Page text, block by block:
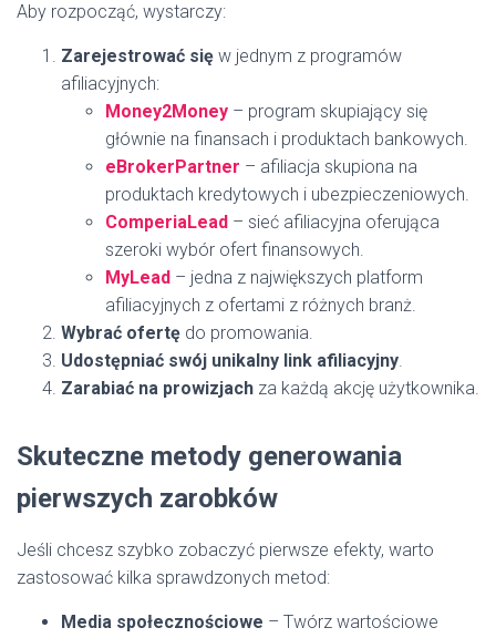
Aby rozpocząć, wystarczy:
Zarejestrować się w jednym z programów
afiliacyjnych:
Money2Money – program skupiający się
głównie na finansach i produktach bankowych.
eBrokerPartner – afiliacja skupiona na
produktach kredytowych i ubezpieczeniowych.
ComperiaLead – sieć afiliacyjna oferująca
szeroki wybór ofert finansowych.
MyLead – jedna z największych platform
afiliacyjnych z ofertami z różnych branż.
Wybrać ofertę do promowania.
Udostępniać swój unikalny link afiliacyjny.
Zarabiać na prowizjach za każdą akcję użytkownika.
Skuteczne metody generowania
pierwszych zarobków
Jeśli chcesz szybko zobaczyć pierwsze efekty, warto
zastosować kilka sprawdzonych metod:
Media społecznościowe – Twórz wartościowe